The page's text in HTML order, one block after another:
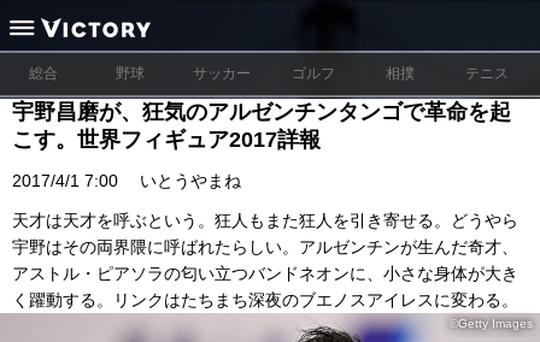
総合 野球 サッカー ゴルフ 相撲 テニス
宇野昌磨が、狂気のアルゼンチンタンゴで革命を起
こす。世界フィギュア2017詳報
2017/4/1 7:00 いとうやまね
天才は天才を呼ぶという。狂人もまた狂人を引き寄せる。どうやら
宇野はその両界隈に呼ばれたらしい。アルゼンチンが生んだ奇才、
アストル・ピアソラの匂い立つバンドネオンに、小さな身体が大き
く躍動する。リンクはたちまち深夜のブエノスアイレスに変わる。
©Getty Images